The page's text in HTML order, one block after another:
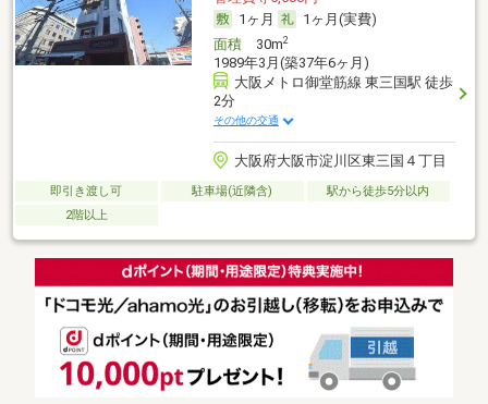
1ヶ月
1ヶ月(実費)
面積30m2
1989年3月(築37年6ヶ月)
大阪メトロ御堂筋線 東三国駅 徒歩
2分
その他の交通
大阪府大阪市淀川区東三国４丁目
即引き渡し可 駐車場(近隣含)
駅から徒歩5分以内
2階以上